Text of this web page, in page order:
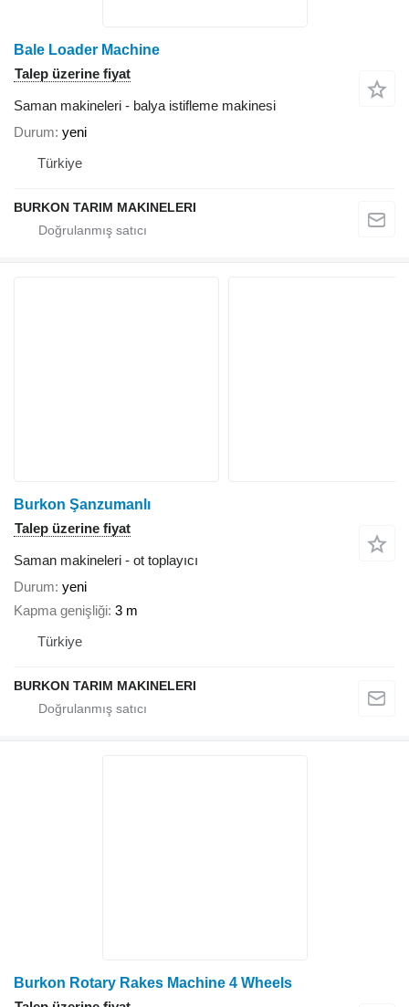
Bale Loader Machine
Talep üzerine fiyat
Saman makineleri - balya istifleme makinesi
Durum yeni
Türkiye
BURKON TARIM MAKINELERI
Burkon Şanzumanlı
Talep üzerine fiyat
Saman makineleri - ot toplayıcı
Durum yeni
Kapma genişliği 3 m
Türkiye
BURKON TARIM MAKINELERI
Burkon Rotary Rakes Machine 4 Wheels